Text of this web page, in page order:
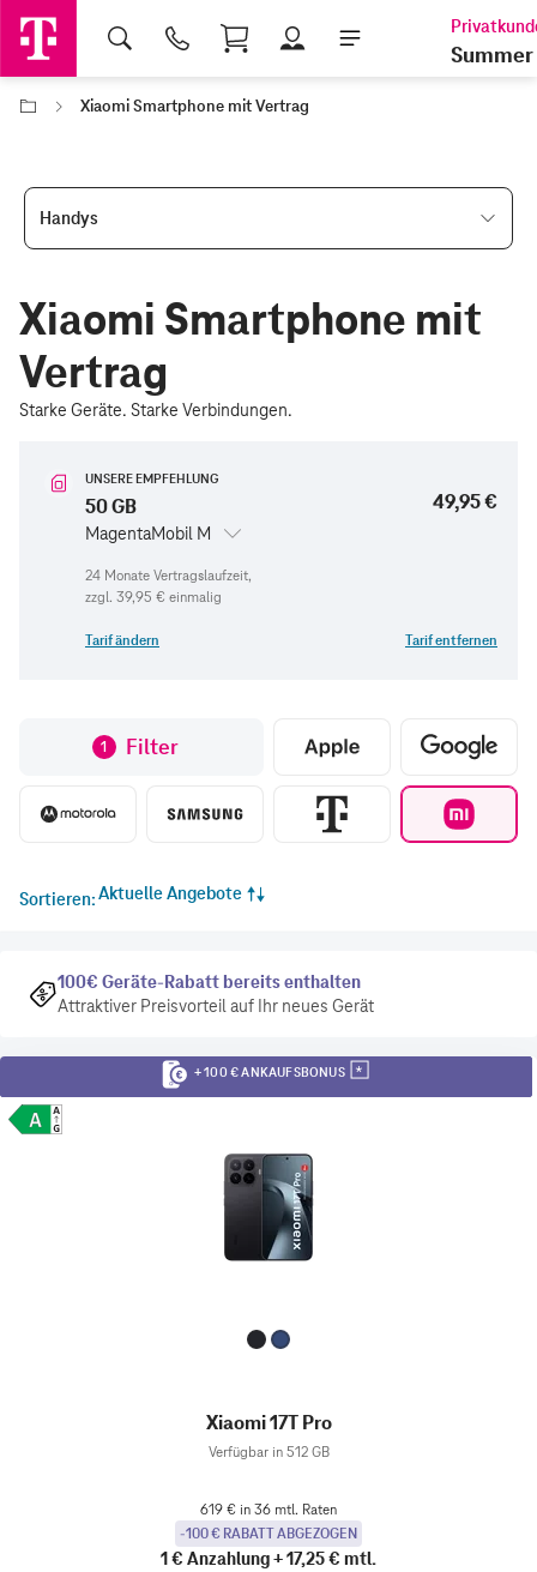
Shopping Cart
Summer
Xiaomi Smartphone mit Vertrag
Handys
Xiaomi Smartphone mit
Vertrag
Starke Geräte. Starke Verbindungen.
UNSERE EMPFEHLUNG
50 GB
MagentaMobil M
49,95 €
zzgl. 39,95 € einmalig
Tarif ändern Tarif entfernen
1 Filter
Sortieren Aktuelle Angebote
100€ Geräte-Rabatt bereits enthalten
Attraktiver Preisvorteil auf Ihr neues Gerät
+ 100 € ANKAUFSBONUS
Xiaomi 17T Pro
Verfügbar in 512 GB
619 € in 36 mtl. Raten
-100 € RABATT ABGEZOGEN
1 € Anzahlung+17,25 € mtl.